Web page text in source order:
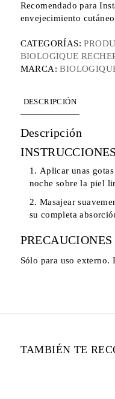
Recomendado para
envejecimiento
CATEGORÍAS:
BIOLOGIQUE
MARCA:
DESCRIPCIÓN
Descripción
Aplicar unas
noche sobre la piel
Masajear
su completa
Sólo para uso externo.
TAMBIÉN TE